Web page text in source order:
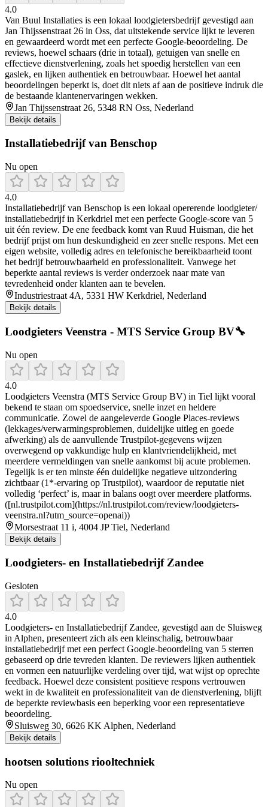
4.0
Van Buul Installaties is een lokaal loodgietersbedrijf gevestigd aan
Jan Thijssenstraat 26 in Oss, dat uitstekende service lijkt te leveren
en gewaardeerd wordt met een perfecte Google-beoordeling. De
reviews, hoewel schaars (drie in totaal), getuigen van snelle en
effectieve dienstverlening, zoals het spoedig herstellen van een
gaslek, en lijken authentiek en betrouwbaar. Hoewel het aantal
beoordelingen beperkt is, doet dit niets af aan de positieve indruk die
de bestaande klantenervaringen wekken.
Jan Thijssenstraat 26, 5348 RN Oss, Nederland
Bekijk details
Installatiebedrijf van Benschop
Nu open
4.0
Installatiebedrijf van Benschop is een lokaal opererende loodgieter/
installatiebedrijf in Kerkdriel met een perfecte Google-score van 5
uit één review. De ene feedback komt van Ruud Huisman, die het
bedrijf prijst om hun deskundigheid en zeer snelle respons. Met een
eigen website, volledig adres en telefonische bereikbaarheid toont
het bedrijf betrouwbaarheid en professionaliteit. Vanwege het
beperkte aantal reviews is verder onderzoek naar mate van
tevredenheid onder klanten aan te bevelen.
Industriestraat 4A, 5331 HW Kerkdriel, Nederland
Bekijk details
Loodgieters Veenstra - MTS Service Group BV🔧
Nu open
4.0
Loodgieters Veenstra (MTS Service Group BV) in Tiel lijkt vooral
bekend te staan om spoedservice, snelle inzet en heldere
communicatie. Zowel de aangeleverde Google Places-reviews
(lekkages/verwarmingsproblemen, duidelijke uitleg en goede
afwerking) als de aanvullende Trustpilot-gegevens wijzen
overwegend op vakkundige hulp en klantvriendelijkheid, met
meerdere vermeldingen van snelle aankomst bij acute problemen.
Tegelijk is er ten minste één duidelijke negatieve uitzondering
zichtbaar (1*-ervaring op Trustpilot), waardoor de reputatie niet
volledig ‘perfect’ is, maar in balans oogt over meerdere platforms.
([nl.trustpilot.com](https://nl.trustpilot.com/review/loodgieters-
veenstra.nl?utm_source=openai))
Morsestraat 11 i, 4004 JP Tiel, Nederland
Bekijk details
Loodgieters- en Installatiebedrijf Zandee
Gesloten
4.0
Loodgieters‑ en Installatiebedrijf Zandee, gevestigd aan de Sluisweg
in Alphen, presenteert zich als een kleinschalig, betrouwbaar
installatiebedrijf met een perfect Google‑beoordeling van 5 sterren
gebaseerd op drie tevreden klanten. De reviewers lijken authentiek
en vormen een natuurlijke verdeling over tijd, wat wijst op oprechte
feedback. Hoewel deze consistent positieve respons vertrouwen
wekt in de kwaliteit en professionaliteit van de dienstverlening, blijft
de beperkte reviewbasis een beperking voor een representatieve
beoordeling.
Sluisweg 30, 6626 KK Alphen, Nederland
Bekijk details
hootsen solutions riooltechniek
Nu open